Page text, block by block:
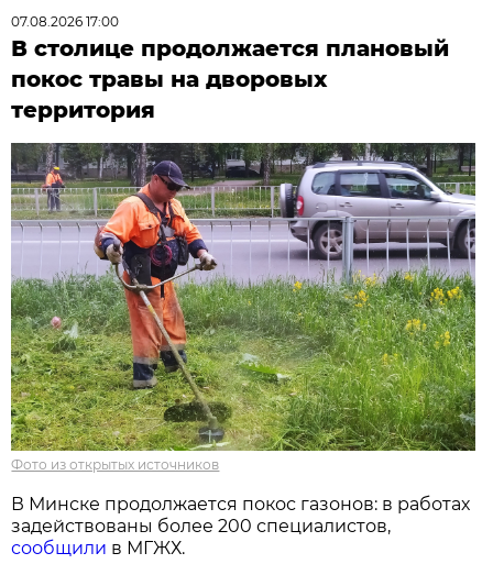
07.08.2026 17:00
В столице продолжается плановый
покос травы на дворовых
территория
Фото из открытых источников
В Минске продолжается покос газонов: в работах
задействованы более 200 специалистов,
сообщили в МГЖХ.